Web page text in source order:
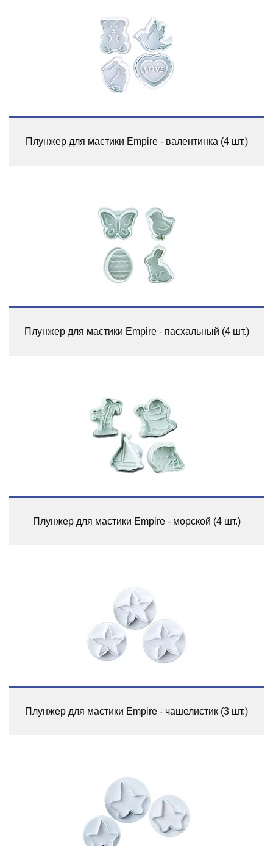
Плунжер для мастики Empire - валентинка (4 шт.)
Плунжер для мастики Empire - пасхальный (4 шт.)
Плунжер для мастики Empire - морской (4 шт.)
Плунжер для мастики Empire - чашелистик (3 шт.)